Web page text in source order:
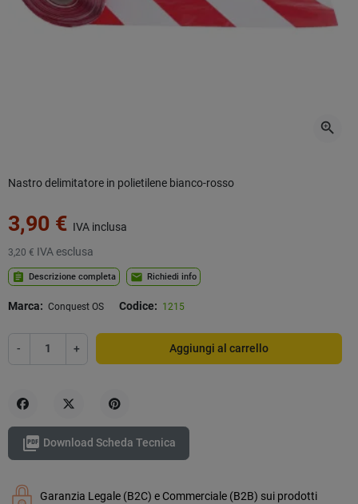
zoom_in
Nastro delimitatore in polietilene bianco-rosso
3,90 € IVA inclusa
3,20 € IVA esclusa
assignment Descrizione completa mail Richiedi info
Marca: Conquest OS Codice: 1215
- + Aggiungi al carrello
 Download Scheda Tecnica
Garanzia Legale (B2C) e Commerciale (B2B) sui prodotti